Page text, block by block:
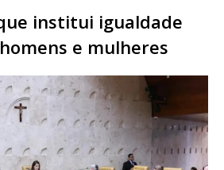
institui igualdade
e mulheres